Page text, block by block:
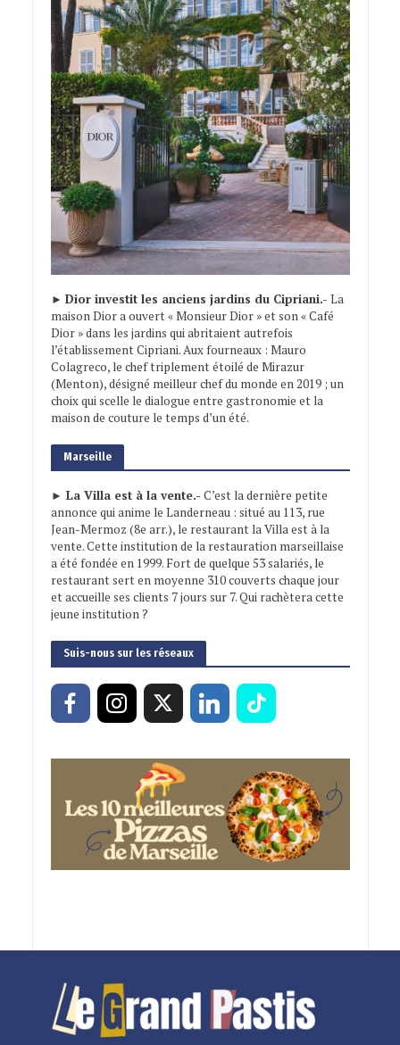
► Dior investit les anciens jardins du Cipriani.- La
maison Dior a ouvert « Monsieur Dior » et son « Café
Dior » dans les jardins qui abritaient autrefois
l’établissement Cipriani. Aux fourneaux : Mauro
Colagreco, le chef triplement étoilé de Mirazur
(Menton), désigné meilleur chef du monde en 2019 ; un
choix qui scelle le dialogue entre gastronomie et la
maison de couture le temps d’un été.
Marseille
► La Villa est à la vente.- C’est la dernière petite
annonce qui anime le Landerneau : situé au 113, rue
Jean-Mermoz (8e arr.), le restaurant la Villa est à la
vente. Cette institution de la restauration marseillaise
a été fondée en 1999. Fort de quelque 53 salariés, le
restaurant sert en moyenne 310 couverts chaque jour
et accueille ses clients 7 jours sur 7. Qui rachètera cette
jeune institution ?
Suis-nous sur les réseaux